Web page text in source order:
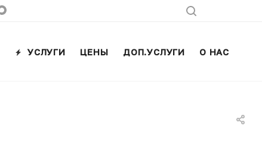
УСЛУГИ ЦЕНЫ ДОП.УСЛУГИ О НАС